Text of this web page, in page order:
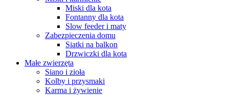
Miski dla kota
Fontanny dla kota
Slow feeder i maty
Zabezpieczenia domu
Siatki na balkon
Drzwiczki dla kota
Małe zwierzęta
Siano i zioła
Kolby i przysmaki
Karma i żywienie